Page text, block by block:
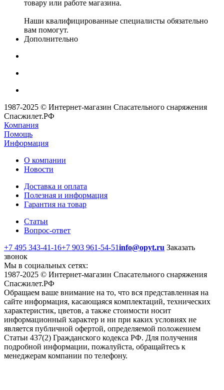
товару или работе магазина.
Наши квалифицированные специалисты обязательно
вам помогут.
Дополнительно
1987-2025 © Интернет-магазин Спасательного снаряжения
Спасжилет.РФ
Компания
Помощь
Информация
О компании
Новости
Доставка и оплата
Полезная и информация
Гарантия на товар
Статьи
Вопрос-ответ
+7 495 343-41-16+7 903 961-54-51info@opyt.ru Заказать
звонок
Мы в социальных сетях:
1987-2025 © Интернет-магазин Спасательного снаряжения
Спасжилет.РФ
Обращаем ваше внимание на то, что вся представленная на
сайте информация, касающаяся комплектаций, технических
характеристик, цветов, а также стоимости носит
информационный характер и ни при каких условиях не
является публичной офертой, определяемой положением
Статьи 437(2) Гражданского кодекса РФ. Для получения
подробной информации, пожалуйста, обращайтесь к
менеджерам компании по телефону.